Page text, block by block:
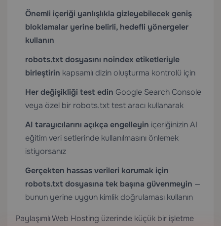
Önemli içeriği yanlışlıkla gizleyebilecek geniş
bloklamalar yerine belirli, hedefli yönergeler
kullanın
robots.txt dosyasını noindex etiketleriyle
birleştirin kapsamlı dizin oluşturma kontrolü için
Her değişikliği test edin Google Search Console
veya özel bir robots.txt test aracı kullanarak
AI tarayıcılarını açıkça engelleyin içeriğinizin AI
eğitim veri setlerinde kullanılmasını önlemek
istiyorsanız
Gerçekten hassas verileri korumak için
robots.txt dosyasına tek başına güvenmeyin —
bunun yerine uygun kimlik doğrulaması kullanın
Paylaşımlı Web Hosting üzerinde küçük bir işletme